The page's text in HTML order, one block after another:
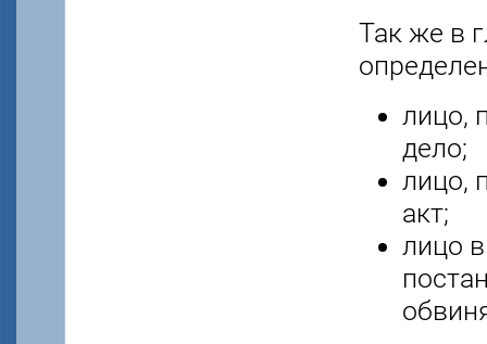
Так же в
лицо,
дело;
лицо,
акт;
лицо